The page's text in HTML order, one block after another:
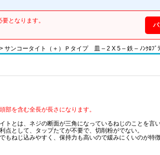
となります。
> サンコータイト（＋）Ｐタイプ 皿 – 2 X 5 – 鉄 – ﾉﾝｸﾛﾌﾞ
部を含む全長が長さになります。
トとは、ネジの断面が三角になっているねじのことを言い
点として、タップたてが不要で、切削粉がでない。
もねじ込みやすく、保持力も高いので緩みにくいのが特徴